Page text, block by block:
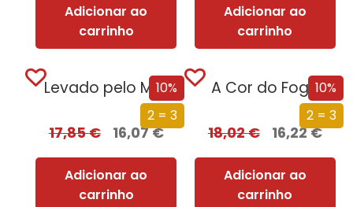
Adicionar ao
carrinho
Adicionar ao
carrinho
10%
2 = 3
Levado pelo Mar
17,85€ 16,07€
Adicionar ao
carrinho
10%
2 = 3
A Cor do Fogo
18,02€ 16,22€
Adicionar ao
carrinho